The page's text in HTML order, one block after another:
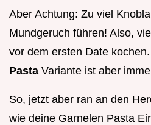
Aber Achtung: Zu viel
Mundgeruch führen! Also,
vor dem ersten Date
Pasta Variante ist aber
So, jetzt aber ran an den
wie deine Garnelen Pasta